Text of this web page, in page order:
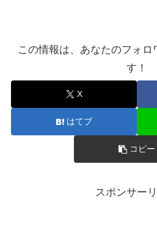
この情報は、あなたのフォロ
す！
X
はてブ
コピー
スポンサー